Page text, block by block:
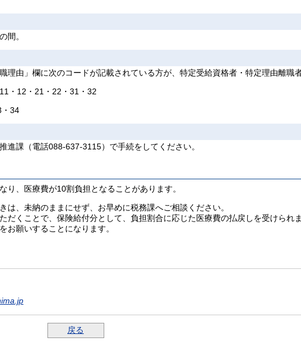
間。
由」欄に次のコードが記載されている方が、特定受給資格者・特定理由離職者
・12・21・22・31・32
34
進課（電話088-637-3115）で手続をしてください。
、医療費が10割負担となることがあります。
、未納のままにせず、お早めに税務課へご相談ください。
くことで、保険給付分として、負担割合に応じた医療費の払戻しを受けられ
お願いすることになります。
戻る